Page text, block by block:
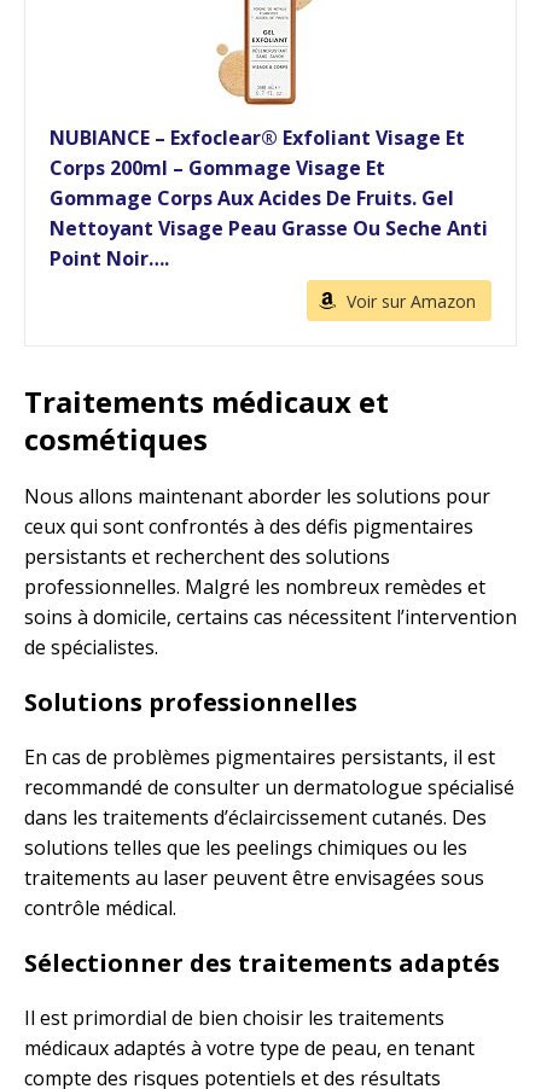
NUBIANCE – Exfoclear® Exfoliant Visage Et
Corps 200ml – Gommage Visage Et
Gommage Corps Aux Acides De Fruits. Gel
Nettoyant Visage Peau Grasse Ou Seche Anti
Point Noir….
Voir sur Amazon
Traitements médicaux et
cosmétiques
Nous allons maintenant aborder les solutions pour
ceux qui sont confrontés à des défis pigmentaires
persistants et recherchent des solutions
professionnelles. Malgré les nombreux remèdes et
soins à domicile, certains cas nécessitent l’intervention
de spécialistes.
Solutions professionnelles
En cas de problèmes pigmentaires persistants, il est
recommandé de consulter un dermatologue spécialisé
dans les traitements d’éclaircissement cutanés. Des
solutions telles que les peelings chimiques ou les
traitements au laser peuvent être envisagées sous
contrôle médical.
Sélectionner des traitements adaptés
Il est primordial de bien choisir les traitements
médicaux adaptés à votre type de peau, en tenant
compte des risques potentiels et des résultats